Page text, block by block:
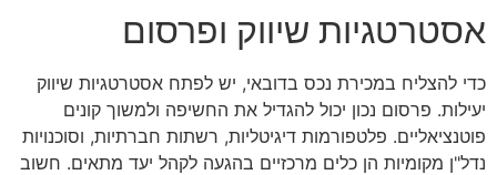
אסטרטגיות שיווק ופרסום
כדי להצליח במכירת נכס בדובאי, יש לפתח אסטרטגיות שיווק
יעילות. פרסום נכון יכול להגדיל את החשיפה ולמשוך קונים
פוטנציאליים. פלטפורמות דיגיטליות, רשתות חברתיות, וסוכנויות
נדל"ן מקומיות הן כלים מרכזיים בהגעה לקהל יעד מתאים. חשוב